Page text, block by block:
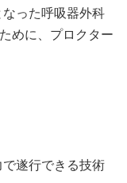
った呼吸器外科
めに、プロクター
遂行できる技術